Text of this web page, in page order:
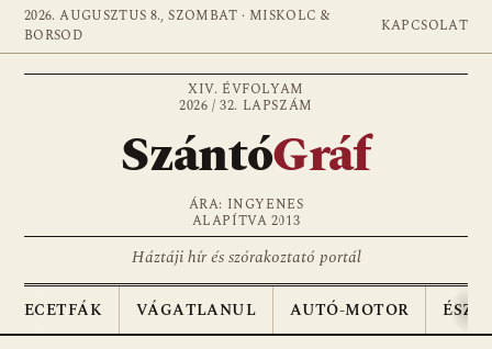
2026. AUGUSZTUS 8., SZOMBAT · MISKOLC &
BORSOD
KAPCSOLAT
XIV. ÉVFOLYAM
2026 / 32. LAPSZÁM
SzántóGráf
ÁRA: INGYENES
ALAPÍTVA 2013
Háztáji hír és szórakoztató portál
ECETFÁK VÁGATLANUL AUTÓ-MOTOR